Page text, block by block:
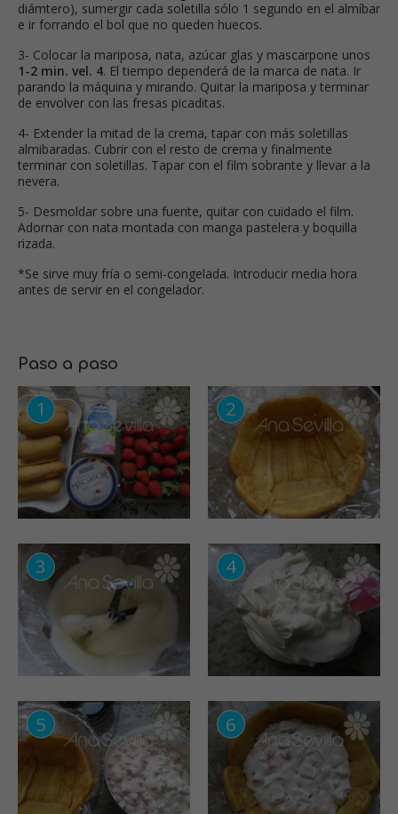
diámtero), sumergir cada soletilla sólo 1 segundo en el almíbar
e ir forrando el bol que no queden huecos.
3- Colocar la mariposa, nata, azúcar glas y mascarpone unos
1-2 min. vel. 4. El tiempo dependerá de la marca de nata. Ir
parando la máquina y mirando. Quitar la mariposa y terminar
de envolver con las fresas picaditas.
4- Extender la mitad de la crema, tapar con más soletillas
almibaradas. Cubrir con el resto de crema y finalmente
terminar con soletillas. Tapar con el film sobrante y llevar a la
nevera.
5- Desmoldar sobre una fuente, quitar con cuidado el film.
Adornar con nata montada con manga pastelera y boquilla
rizada.
*Se sirve muy fría o semi-congelada. Introducir media hora
antes de servir en el congelador.
Paso a paso